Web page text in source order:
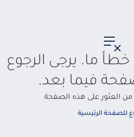
خطأ ما. يرجى الرجوع
فيما بعد.
من العثور على هذه الصفحة
للصفحة الرئيسية